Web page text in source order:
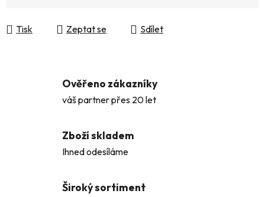
Tisk Zeptat se Sdílet
Ověřeno zákazníky
váš partner přes 20 let
Zboží skladem
Ihned odesíláme
Široký sortiment